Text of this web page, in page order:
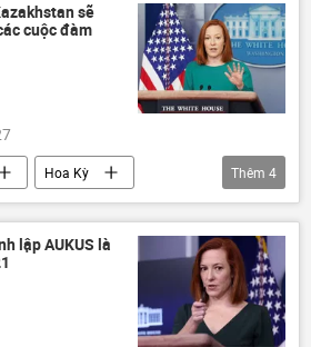
sẽ
cuộc đàm
Hoa Kỳ
Trắng
ở Kazakhstan
Thêm 4
lập AUKUS là